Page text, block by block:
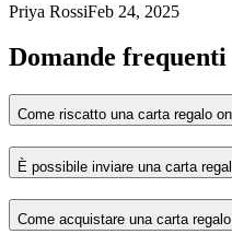
Priya RossiFeb 24, 2025
Domande frequenti
Come riscatto una carta regalo
È possibile inviare una carta
Come acquistare una carta